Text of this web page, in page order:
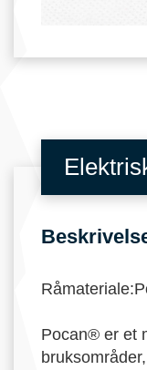
Pocan® er et